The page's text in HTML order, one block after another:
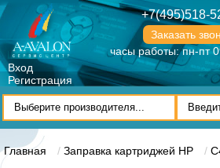
+7(495)518-
Заказать
часы работы: пн-пт
Вход
Регистрация
Главная Заправка картриджей HP